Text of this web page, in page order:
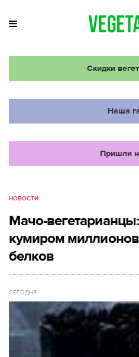
Скидки
Наша
Пришли
НОВОСТИ
Мачо-вегетарианцы:
кумиром
белков
СЕГОДНЯ